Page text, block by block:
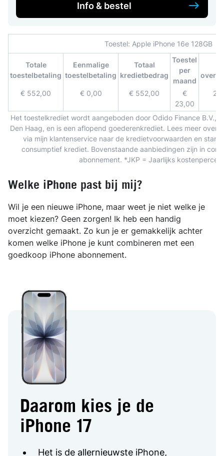
Info & bestel
Toestel: Apple iPhone 16e 128GB
Totale
toestelbetaling
Eenmalige
toestelbetaling
Totaal
kredietbedrag
Toestel
per
maand
€ 552,00 € 0,00 € 552,00
€
23,00
24
Het toestelkrediet wordt aangeboden door Odido Finance B.V.,
Den Haag, en is een aflopend goederenkrediet. Lees meer over
via mijn klantenservice naar de kredietvoorwaarden en
consumptief krediet. Bovenstaande aanbiedingen zijn in
abonnement. *JKP = Jaarlijks
Welke iPhone past bij mij?
Wil je een nieuwe iPhone, maar weet je niet welke je
moet kiezen? Geen zorgen! Ik heb een handig
overzicht gemaakt. Zo kun je er gemakkelijk achter
komen welke iPhone je kunt combineren met een
goedkoop iPhone abonnement.
Daarom kies je de
iPhone 17
Het is de allernieuwste iPhone,